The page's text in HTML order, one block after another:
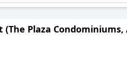
Plaza Condominiums,